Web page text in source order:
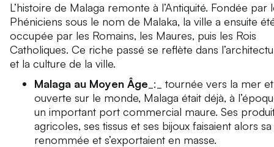
L’histoire de Malaga remonte à l’Antiquité. Fondée par
Phéniciens sous le nom de Malaka, la ville a ensuite
occupée par les Romains, les Maures, puis les Rois
Catholiques. Ce riche passé se reflète dans
et la culture de la ville.
Malaga au Moyen Âge _:_ tournée vers la mer et
ouverte sur le monde, Malaga était déjà, à
un important port commercial maure. Ses
agricoles, ses tissus et ses bijoux faisaient alors sa
renommée et s’exportaient en masse.